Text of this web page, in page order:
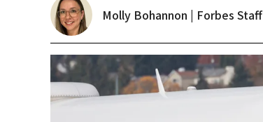
Molly Bohannon | Forbes Staff